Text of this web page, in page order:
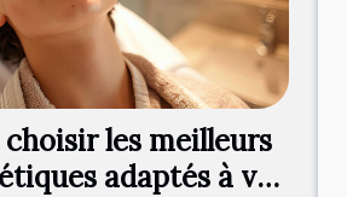
les meilleurs
adaptés à vos